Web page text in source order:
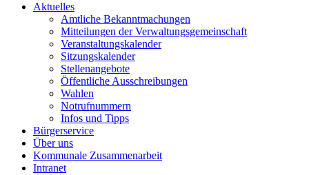
Aktuelles
Amtliche Bekanntmachungen
Mitteilungen der Verwaltungsgemeinschaft
Veranstaltungskalender
Sitzungskalender
Stellenangebote
Öffentliche Ausschreibungen
Wahlen
Notrufnummern
Infos und Tipps
Bürgerservice
Über uns
Kommunale Zusammenarbeit
Intranet